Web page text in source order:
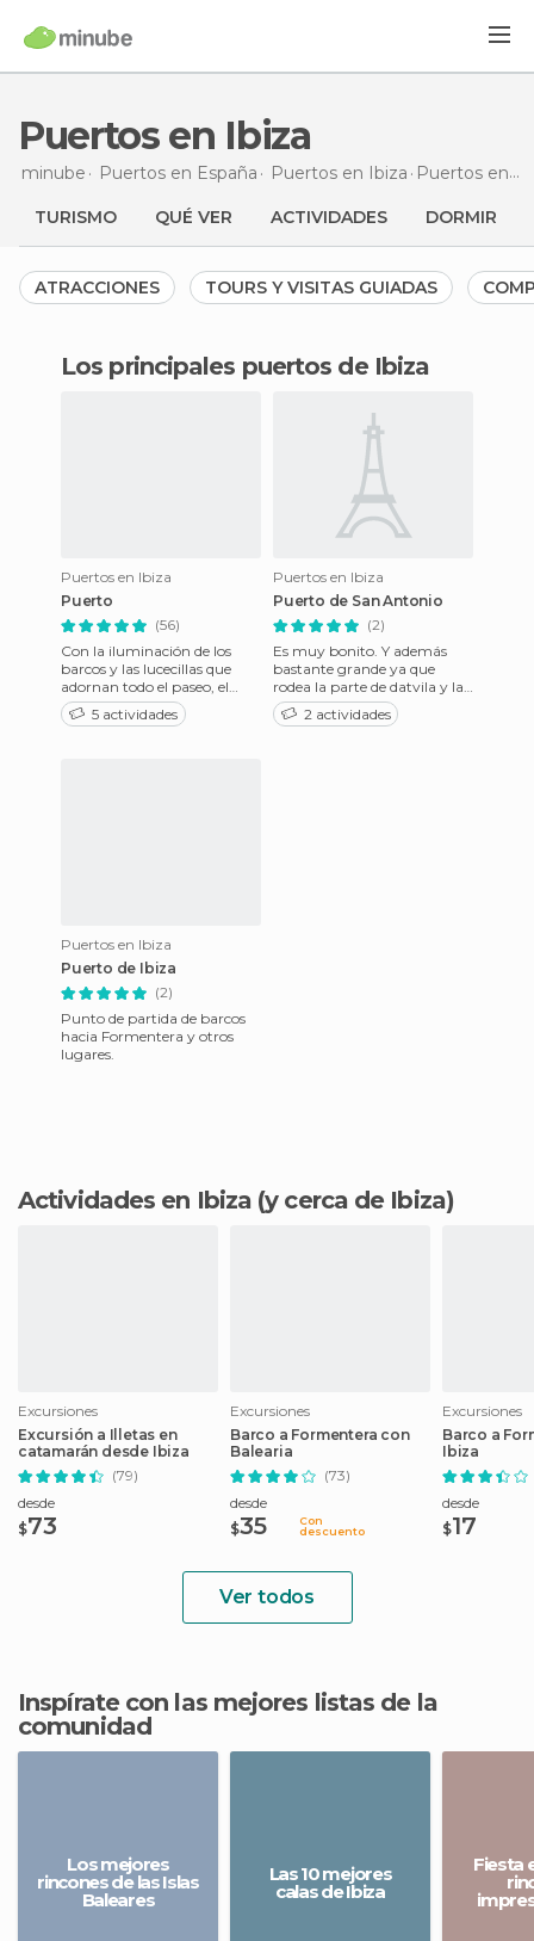
Puertos en Ibiza
minube Puertos en España Puertos en Ibiza Puertos en Ibiza
TURISMO QUÉ VER ACTIVIDADES DORMIR
ATRACCIONES TOURS Y VISITAS GUIADAS
Los principales puertos de Ibiza
Puertos en Ibiza
Puerto
(56)
Con la iluminación de los
barcos y las lucecillas que
adornan todo el paseo, el
puerto parece el lugar
perfecto para dar un buen p
5 actividades
Puertos en Ibiza
Puerto de San Antonio
(2)
Es muy bonito. Y además
bastante grande ya que
rodea la parte de datvila y la
zona de al lado de pacha.
2 actividades
Puertos en Ibiza
Puerto de Ibiza
(2)
Punto de partida de barcos
hacia Formentera y otros
lugares.
Actividades en Ibiza (y cerca de Ibiza)
Excursiones
Excursión a Illetas en
catamarán desde Ibiza
(79)
desde
$73
Excursiones
Barco a Formentera con
Balearia
(73)
desde
$35
Con
descuento
Excursiones
Barco a
Ibiza
desde
$17
Ver todos
Inspírate con las mejores listas de la
comunidad
Los mejores
rincones de las Islas
Baleares
Las 10 mejores
calas de Ibiza
Fiesta